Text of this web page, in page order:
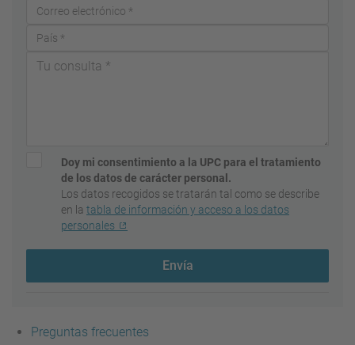
Doy mi consentimiento a la UPC para el tratamiento
de los datos de carácter personal.
Los datos recogidos se tratarán tal como se describe
en la tabla de información y acceso a los datos
personales
Envía
Preguntas frecuentes